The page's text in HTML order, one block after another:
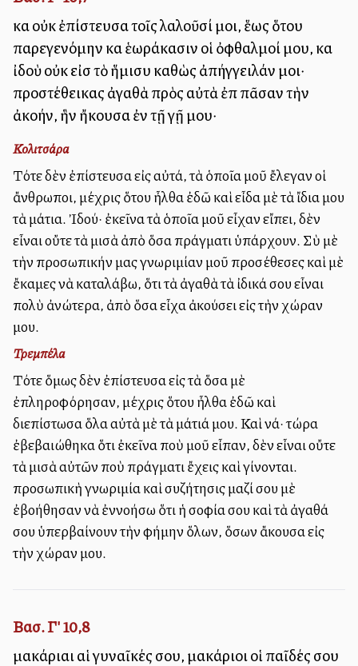
καὶ οὐκ ἐπίστευσα τοῖς λαλοῦσί μοι, ἕως ὅτου
παρεγενόμην καὶ ἑωράκασιν οἱ ὀφθαλμοί μου, καὶ
ἰδοὺ οὐκ εἰσὶ τὸ ἥμισυ καθὼς ἀπήγγειλάν μοι·
προστέθεικας ἀγαθὰ πρὸς αὐτὰ ἐπὶ πᾶσαν τὴν
ἀκοήν, ἣν ἤκουσα ἐν τῇ γῇ μου·
Κολιτσάρα
Τότε δὲν ἐπίστευσα εἰς αὐτά, τὰ ὁποῖα μοῦ ἔλεγαν οἱ
ἄνθρωποι, μέχρις ὅτου ἦλθα ἐδῶ καὶ εἶδα μὲ τὰ ἴδια μου
τὰ μάτια. Ἰδού· ἐκεῖνα τὰ ὁποῖα μοῦ εἶχαν εἴπει, δὲν
εἶναι οὔτε τὰ μισὰ ἀπὸ ὅσα πράγματι ὑπάρχουν. Σὺ μὲ
τὴν προσωπικήν μας γνωριμίαν μοῦ προσέθεσες καὶ μὲ
ἔκαμες νὰ καταλάβω, ὅτι τὰ ἀγαθὰ τὰ ἰδικά σου εἶναι
πολὺ ἀνώτερα, ἀπὸ ὅσα εἶχα ἀκούσει εἰς τὴν χώραν
μου.
Τρεμπέλα
Τότε ὅμως δὲν ἐπίστευσα εἰς τὰ ὅσα μὲ
ἐπληροφόρησαν, μέχρις ὅτου ἦλθα ἐδῶ καὶ
διεπίστωσα ὅλα αὐτὰ μὲ τὰ μάτιά μου. Καὶ νά· τώρα
ἐβεβαιώθηκα ὅτι ἐκεῖνα ποὺ μοῦ εἶπαν, δὲν εἶναι οὔτε
τὰ μισὰ αὐτῶν ποὺ πράγματι ἔχεις καὶ γίνονται. Ἡ
προσωπικὴ γνωριμία καὶ συζήτησις μαζί σου μὲ
ἐβοήθησαν νὰ ἐννοήσω ὅτι ἡ σοφία σου καὶ τὰ ἀγαθά
σου ὑπερβαίνουν τὴν φήμην ὅλων, ὅσων ἄκουσα εἰς
τὴν χώραν μου.
Βασ. Γ' 10,8
μακάριαι αἱ γυναῖκές σου, μακάριοι οἱ παῖδές σου